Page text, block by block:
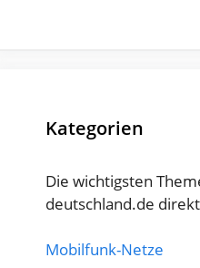
Kategorien
Die wichtigsten
deutschland.de
Mobilfunk-Netze